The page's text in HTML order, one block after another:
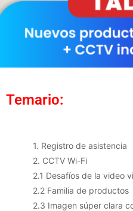
Temario:
1. Registro de asistencia
2. CCTV Wi-Fi
2.1 Desafíos de la video
2.2 Familia de productos
2.3 Imagen súper clara